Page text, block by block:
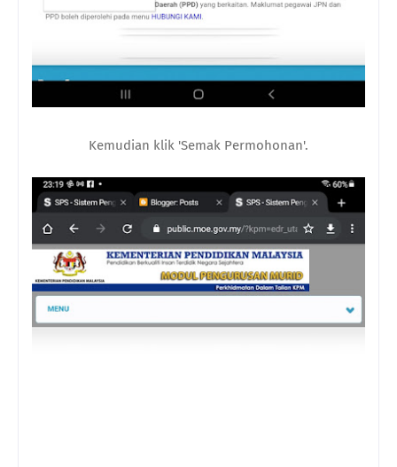
Kemudian klik 'Semak Permohonan'.